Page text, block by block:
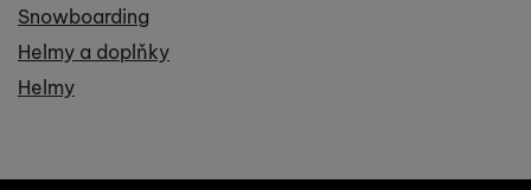
Snowboarding
Helmy a doplňky
Helmy